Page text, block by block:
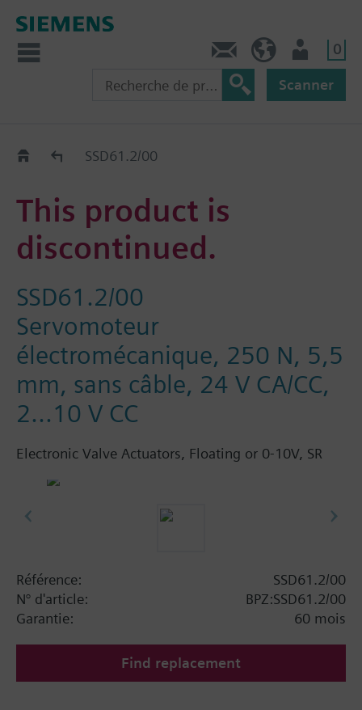
0
Scanner
Old2NewSSD61.2/00
This product is
discontinued.
SSD61.2/00
Servomoteur
électromécanique, 250 N, 5,5
mm, sans câble, 24 V CA/CC,
2...10 V CC
Electronic Valve Actuators, Floating or 0-10V, SR
Référence:
SSD61.2/00
N° d'article:
BPZ:SSD61.2/00
Garantie:
60 mois
Find replacement